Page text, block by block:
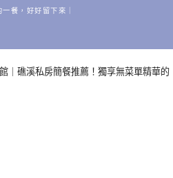
一餐，好好留下來｜
｜礁溪私房簡餐推薦！獨享無菜單精華的